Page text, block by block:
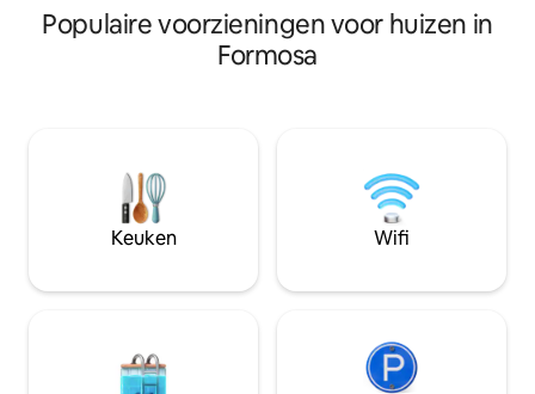
verfrissende
tuinen en
Populaire voorzieningen voor huizen in
Formosa
Keuken Wifi